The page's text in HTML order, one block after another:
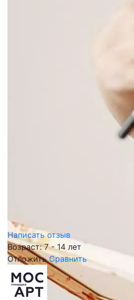
Написать отзыв
Возраст: 7 - 14 лет
Отложить Сравнить